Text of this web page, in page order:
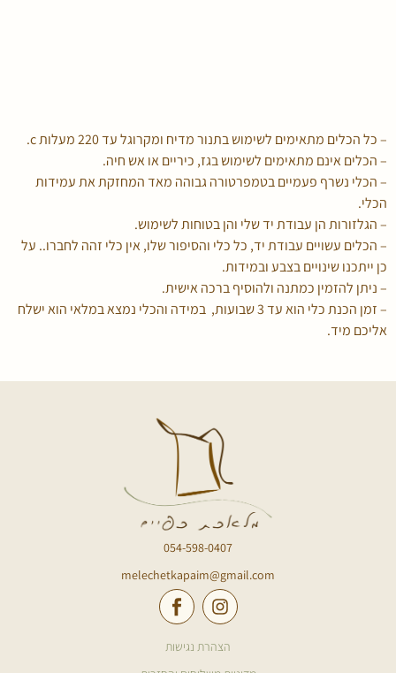
– כל הכלים מתאימים לשימוש בתנור מדיח ומקרוגל עד 220 מעלות c.
– הכלים אינם מתאימים לשימוש בגז, כיריים או אש חיה.
– הכלי נשרף פעמיים בטמפרטורה גבוהה מאד המחזקת את עמידות
הכלי.
– הגלזורות הן עבודת יד שלי והן בטוחות לשימוש.
– הכלים עשויים עבודת יד, כל כלי והסיפור שלו, אין כלי זהה לחברו.. על
כן ייתכנו שינויים בצבע ובמידות.
– ניתן להזמין כמתנה ולהוסיף ברכה אישית.
– זמן הכנת כלי הוא עד 3 שבועות, במידה והכלי נמצא במלאי הוא ישלח
אליכם מיד.
054-598-0407
melechetkapaim@gmail.com
הצהרת נגישות